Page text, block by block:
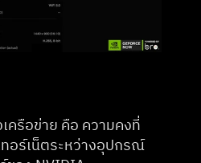
ครือข่าย คือ ความคงที่
อร์เน็ตระหว่างอุปกรณ์